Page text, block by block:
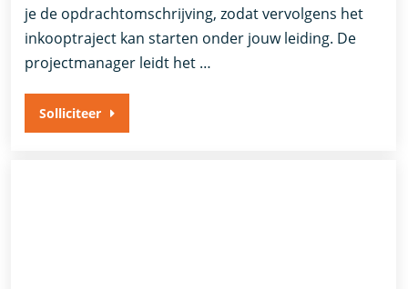
je de opdrachtomschrijving, zodat vervolgens het
inkooptraject kan starten onder jouw leiding. De
projectmanager leidt het …
Solliciteer